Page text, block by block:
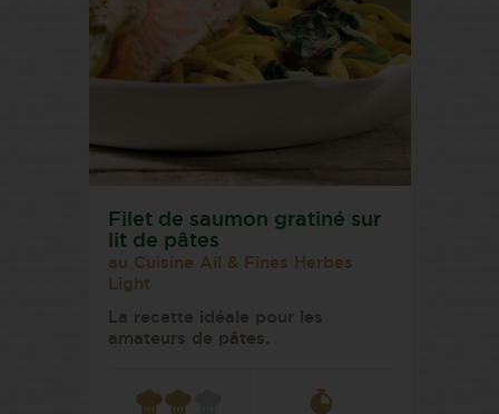
Filet de saumon gratiné sur
lit de pâtes
au Cuisine Ail & Fines Herbes
Light
La recette idéale pour les
amateurs de pâtes.